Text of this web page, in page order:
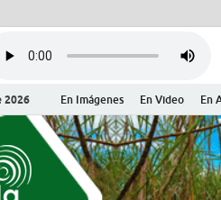
2026 En Imágenes En Video En
Radio
Noticias y Actualidades de